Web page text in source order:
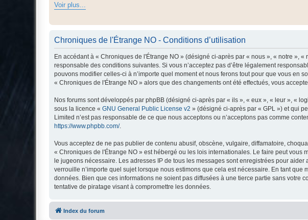
Voir plus...
Chroniques de l'Étrange NO - Conditions d’utilisation
En accédant à « Chroniques de l'Étrange NO » (désigné ci-après par « nous », « notre »,
responsable des conditions suivantes. Si vous n’acceptez pas d’être légalement
pouvons modifier celles-ci à n’importe quel moment et nous ferons tout pour que vous en
« Chroniques de l'Étrange NO » alors que des changements ont été effectués, vous
Nos forums sont développés par phpBB (désigné ci-après par « ils », « eux », « leur », «
sous la licence « GNU General Public License v2 » (désigné ci-après par « GPL ») et qui
Limited n’est pas responsable de ce que nous acceptons ou n’acceptons pas comme
https://www.phpbb.com/.
Vous acceptez de ne pas publier de contenu abusif, obscène, vulgaire, diffamatoire,
« Chroniques de l'Étrange NO » est hébergé ou les lois internationales. Le faire peut vous
le jugeons nécessaire. Les adresses IP de tous les messages sont enregistrées pour
verrouille n’importe quel sujet lorsque nous estimons que cela est nécessaire. En tant
données. Bien que ces informations ne soient pas diffusées à une tierce partie sans votre
tentative de piratage visant à compromettre les données.
Index du forum